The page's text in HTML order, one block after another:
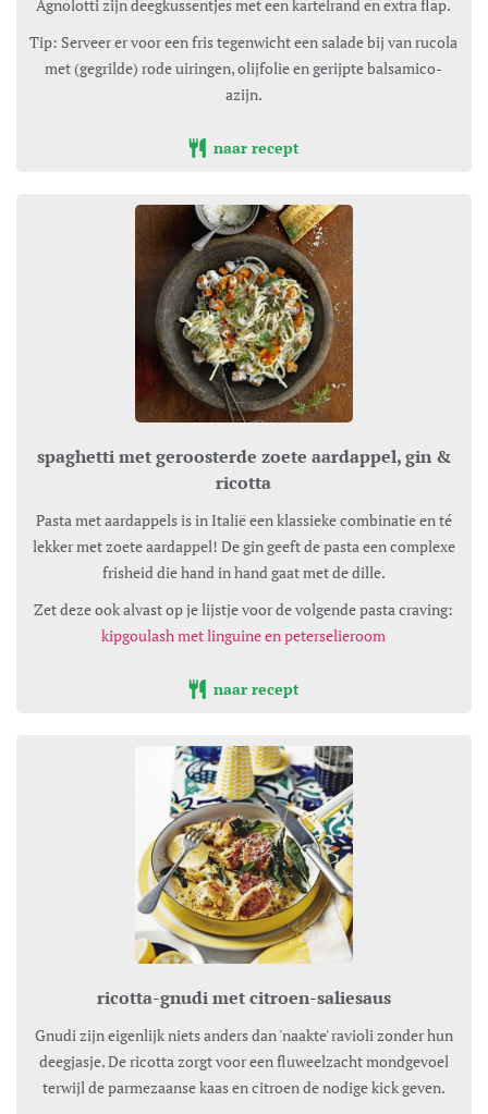
Agnolotti zijn deegkussentjes met een kartelrand en extra flap.
Tip: Serveer er voor een fris tegenwicht een salade bij van rucola
met (gegrilde) rode uiringen, olijfolie en gerijpte balsamico-
azijn.
naar recept
spaghetti met geroosterde zoete aardappel, gin &
ricotta
Pasta met aardappels is in Italië een klassieke combinatie en té
lekker met zoete aardappel! De gin geeft de pasta een complexe
frisheid die hand in hand gaat met de dille.
Zet deze ook alvast op je lijstje voor de volgende pasta craving:
kipgoulash met linguine en peterselieroom
naar recept
ricotta-gnudi met citroen-saliesaus
Gnudi zijn eigenlijk niets anders dan 'naakte' ravioli zonder hun
deegjasje. De ricotta zorgt voor een fluweelzacht mondgevoel
terwijl de parmezaanse kaas en citroen de nodige kick geven.